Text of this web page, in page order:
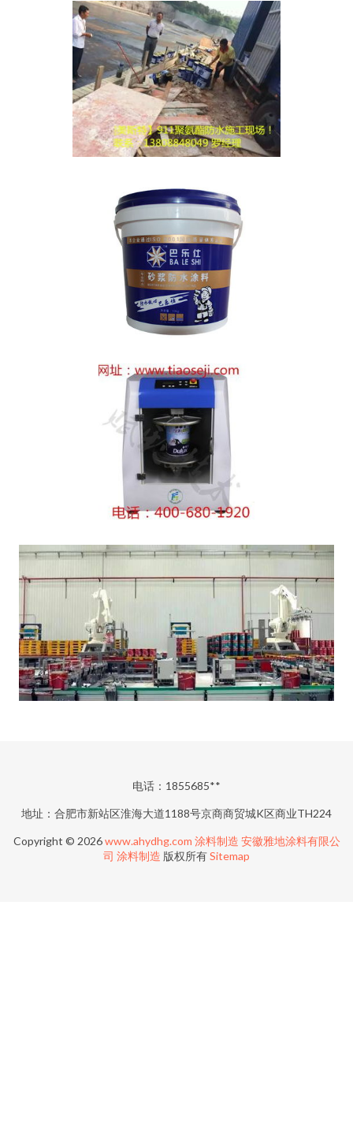
电话：1855685**
地址：合肥市新站区淮海大道1188号京商商贸城K区商业TH224
Copyright © 2026www.ahydhg.com 涂料制造 安徽雅地涂料有限公
司 涂料制造 版权所有Sitemap